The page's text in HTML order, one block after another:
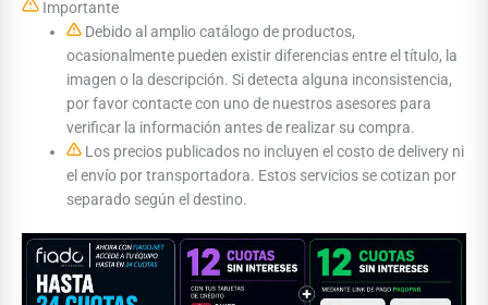
Importante
Debido al amplio catálogo de productos,
ocasionalmente pueden existir diferencias entre el título, la
imagen o la descripción. Si detecta alguna inconsistencia,
por favor contacte con uno de nuestros asesores para
verificar la información antes de realizar su compra.
Los precios publicados no incluyen el costo de delivery ni
el envío por transportadora. Estos servicios se cotizan por
separado según el destino.